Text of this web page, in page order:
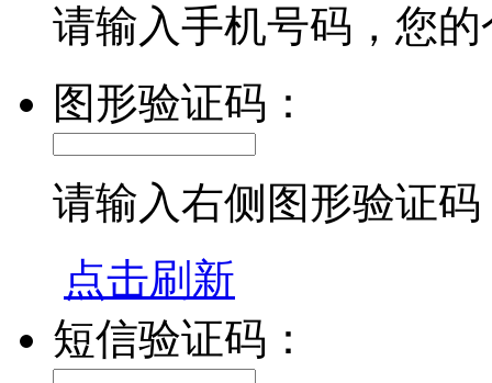
请输入手机号码，您
图形验证码：
请输入右侧图形验证码
点击刷新
短信验证码：